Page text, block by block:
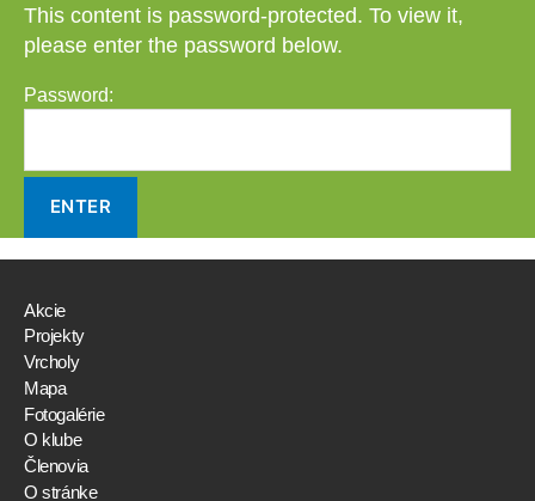
This content is password-protected. To view it,
please enter the password below.
Password:
Akcie
Projekty
Vrcholy
Mapa
Fotogalérie
O klube
Členovia
O stránke